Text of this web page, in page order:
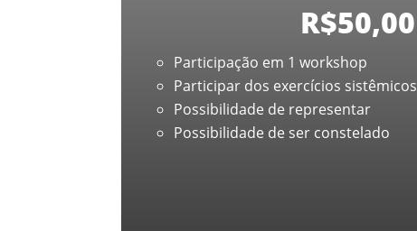
R$50,00
Participação em 1 workshop
Participar dos exercícios sistêmicos
Possibilidade de representar
Possibilidade de ser constelado